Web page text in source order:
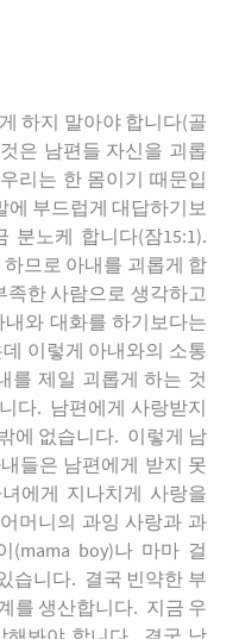
하지 말아야 합니다(골
은 남편들 자신을 괴롭
리는 한 몸이기 때문입
에 부드럽게 대답하기보
분노케 합니다(잠15:1).
므로 아내를 괴롭게 합
한 사람으로 생각하고
와 대화를 하기보다는
이렇게 아내와의 소통
를 제일 괴롭게 하는 것
다. 남편에게 사랑받지
에 없습니다. 이렇게 남
들은 남편에게 받지 못
에게 지나치게 사랑을
머니의 과잉 사랑과 과
(mama boy)나 마마 걸
습니다. 결국 빈약한 부
를 생산합니다. 지금 우